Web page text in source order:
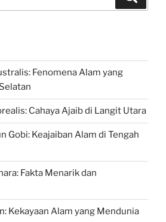
Fenomena Alam yang
Cahaya Ajaib di Langit Utara
Gobi: Keajaiban Alam di Tengah
Fakta Menarik dan
Kekayaan Alam yang Mendunia